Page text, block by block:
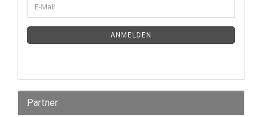
ANMELDEN
Partner